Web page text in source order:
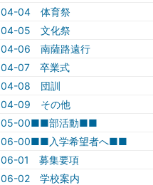
04-04 体育祭
04-05 文化祭
04-06 南薩路遠行
04-07 卒業式
04-08 団訓
04-09 その他
05-00■■部活動■■
06-00■■入学希望者へ■■
06-01 募集要項
06-02 学校案内